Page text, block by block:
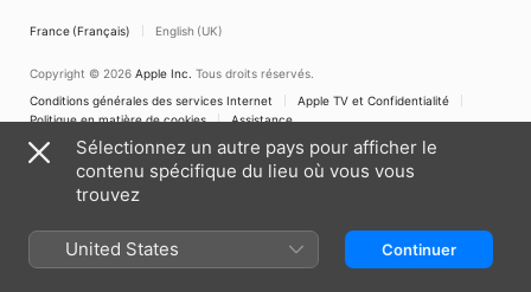
France (Français) English (UK)
Copyright © 2026 Apple Inc. Tous droits réservés.
Conditions générales des services Internet
Apple TV et Confidentialité
Politique en matière de cookies
Assistance
Sélectionnez un autre pays pour afficher le
contenu spécifique du lieu où vous vous
trouvez
United States Continuer